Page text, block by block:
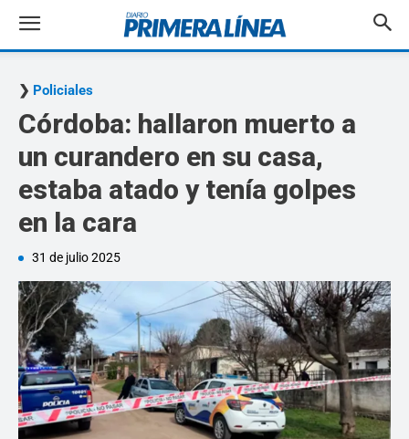
Policiales
Córdoba: hallaron muerto a
un curandero en su casa,
estaba atado y tenía golpes
en la cara
31 de julio 2025